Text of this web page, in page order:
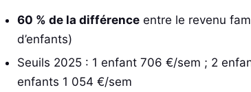
60 % de la différence entre le revenu
d’enfants)
Seuils 2025 : 1 enfant 706 €/sem ; 2
enfants 1 054 €/sem